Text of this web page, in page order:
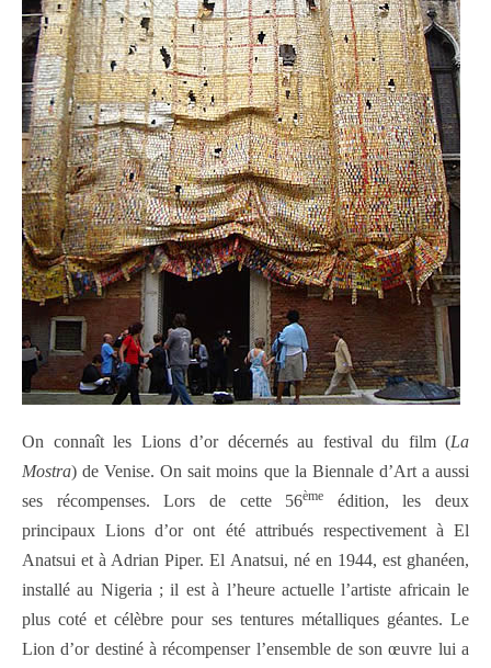
On connaît les Lions d’or décernés au festival du film (La
Mostra) de Venise. On sait moins que la Biennale d’Art a aussi
ses récompenses. Lors de cette 56ème
édition, les deux
principaux Lions d’or ont été attribués respectivement à El
Anatsui et à Adrian Piper. El Anatsui, né en 1944, est ghanéen,
installé au Nigeria ; il est à l’heure actuelle l’artiste africain le
plus coté et célèbre pour ses tentures métalliques géantes. Le
Lion d’or destiné à récompenser l’ensemble de son œuvre lui a